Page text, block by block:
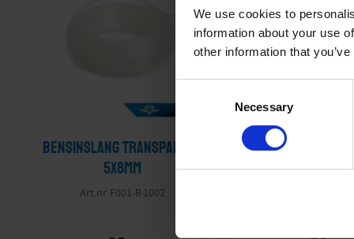
We use cookies to
information about your use
other information that
o
s
Necessary
Bensinslang transparent
5x8mm
F001-R-1002
Bensinfilter
transparent